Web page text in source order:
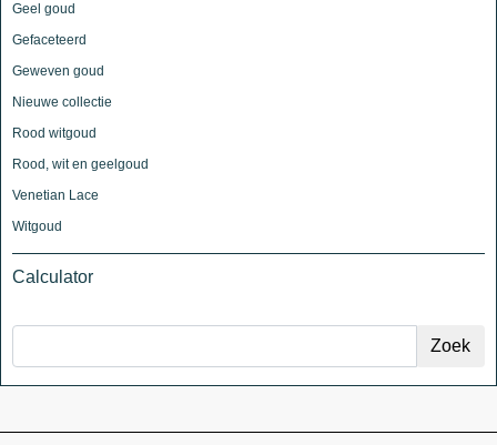
Geel goud
Gefaceteerd
Geweven goud
Nieuwe collectie
Rood witgoud
Rood, wit en geelgoud
Venetian Lace
Witgoud
Calculator